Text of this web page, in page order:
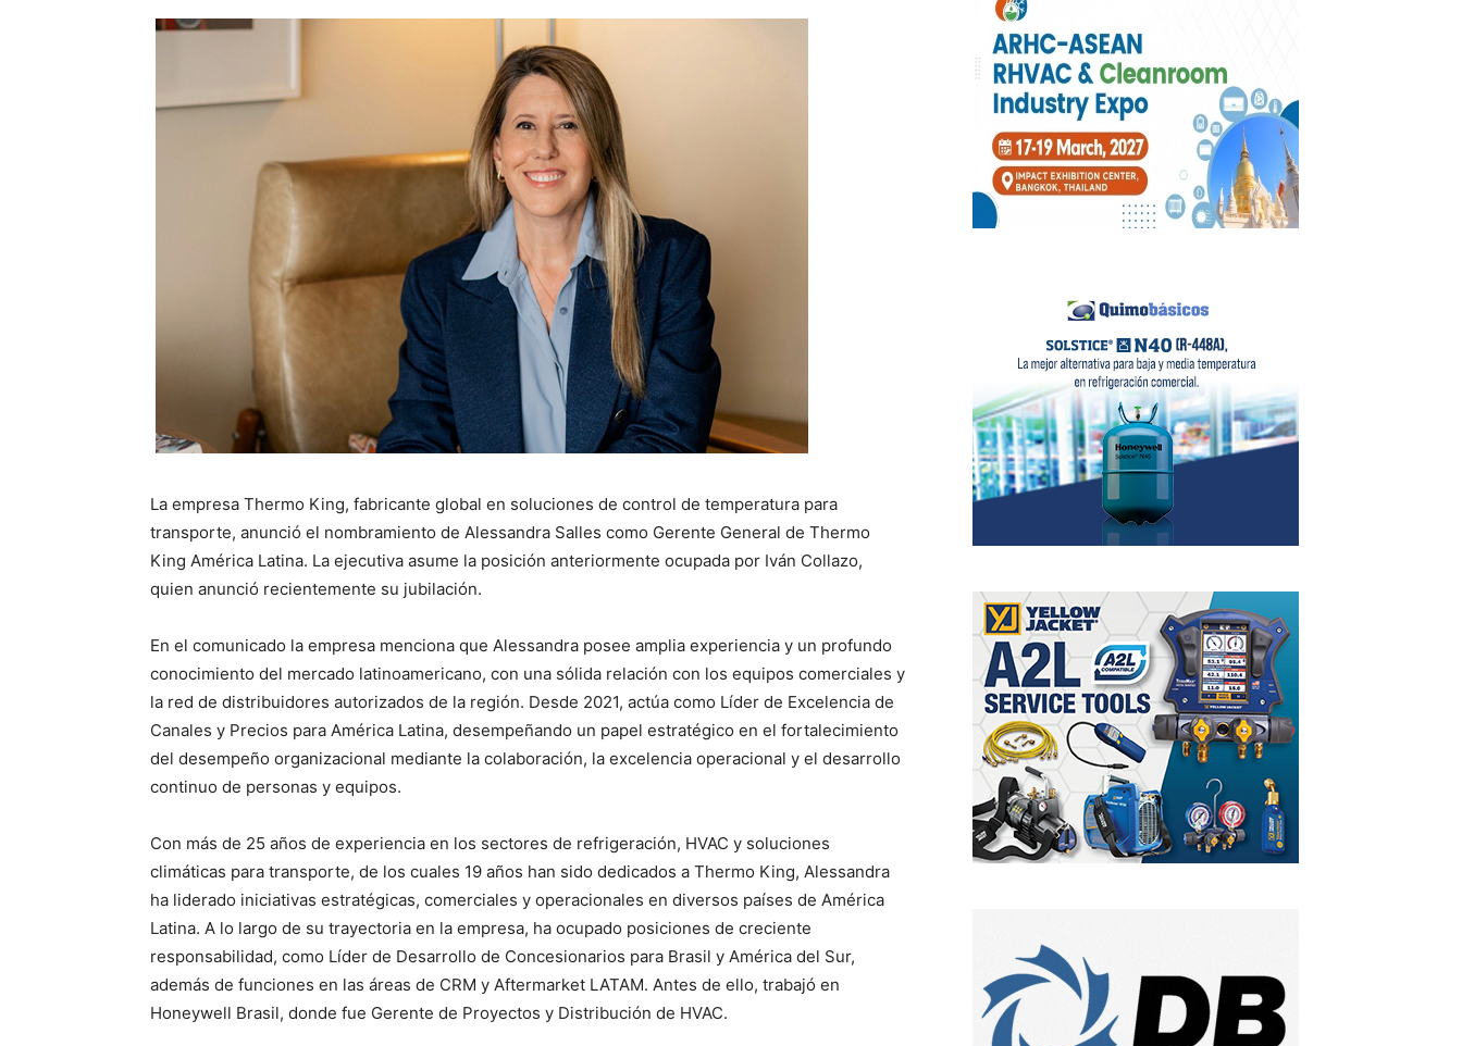
La empresa Thermo King, fabricante global en soluciones de control de temperatura para
transporte, anunció el nombramiento de Alessandra Salles como Gerente General de Thermo
King América Latina. La ejecutiva asume la posición anteriormente ocupada por Iván Collazo,
quien anunció recientemente su jubilación.
En el comunicado la empresa menciona que Alessandra posee amplia experiencia y un profundo
conocimiento del mercado latinoamericano, con una sólida relación con los equipos comerciales y
la red de distribuidores autorizados de la región. Desde 2021, actúa como Líder de Excelencia de
Canales y Precios para América Latina, desempeñando un papel estratégico en el fortalecimiento
del desempeño organizacional mediante la colaboración, la excelencia operacional y el desarrollo
continuo de personas y equipos.
Con más de 25 años de experiencia en los sectores de refrigeración, HVAC y soluciones
climáticas para transporte, de los cuales 19 años han sido dedicados a Thermo King, Alessandra
ha liderado iniciativas estratégicas, comerciales y operacionales en diversos países de América
Latina. A lo largo de su trayectoria en la empresa, ha ocupado posiciones de creciente
responsabilidad, como Líder de Desarrollo de Concesionarios para Brasil y América del Sur,
además de funciones en las áreas de CRM y Aftermarket LATAM. Antes de ello, trabajó en
Honeywell Brasil, donde fue Gerente de Proyectos y Distribución de HVAC.